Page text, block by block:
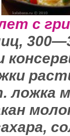
с
ложка